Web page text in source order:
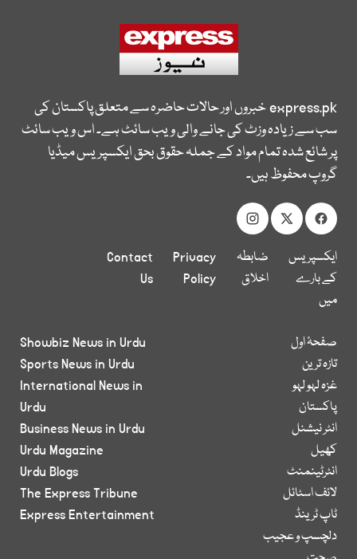
express.pkخبروں اور حالات حاضرہ سے متعلق پاکستان کی
سب سے زیادہ وزٹ کی جانے والی ویب سائٹ ہے۔ اس ویب سائٹ
پر شائع شدہ تمام مواد کے جملہ حقوق بحق ایکسپریس میڈیا
گروپ محفوظ ہیں۔
ایکسپریس
کے بارے
میں
ضابطہ
اخلاق
Privacy
Policy
Contact
Us
صفحۂ اول
تازہ ترین
غزہ لہو لہو
پاکستان
انٹر نیشنل
کھیل
انٹرٹینمنٹ
لائف اسٹائل
ٹاپ ٹرینڈ
دلچسپ و عجیب
Showbiz News in Urdu
Sports News in Urdu
International News in
Urdu
Business News in Urdu
Urdu Magazine
Urdu Blogs
The Express Tribune
Express Entertainment